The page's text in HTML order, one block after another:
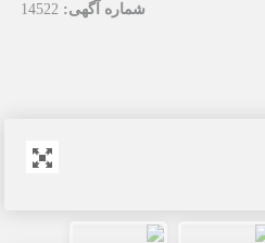
شماره آگهی: 14522